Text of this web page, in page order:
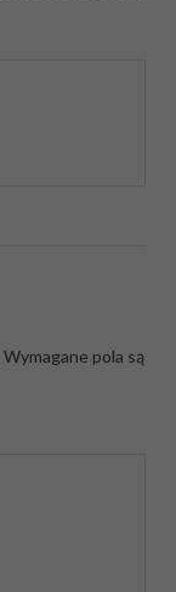
Wymagane pola są